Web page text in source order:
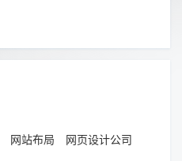
网站布局 网页设计公司